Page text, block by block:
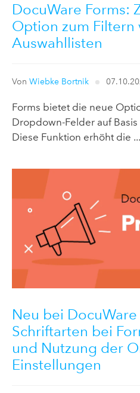
DocuWare Forms:
Option zum Filtern
Auswahllisten
Von Wiebke Bortnik
Forms bietet die neue
Dropdown-Felder auf
Diese Funktion erhöht die ...
Neu bei
Schriftarten bei
und Nutzung der
Einstellungen